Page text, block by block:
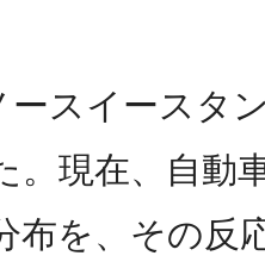
スイースタ
現在、自動
を、その反